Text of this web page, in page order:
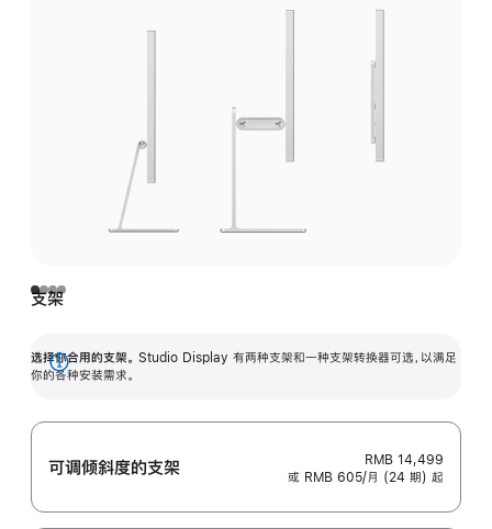
支架
选择你合用的支架。 Studio Display 有两种支架和一种支架转换器可选，以满足
你的各种安装需求。
展
可调倾斜度的支架
RMB 14,499
或 RMB 605/月 (24 期) 起